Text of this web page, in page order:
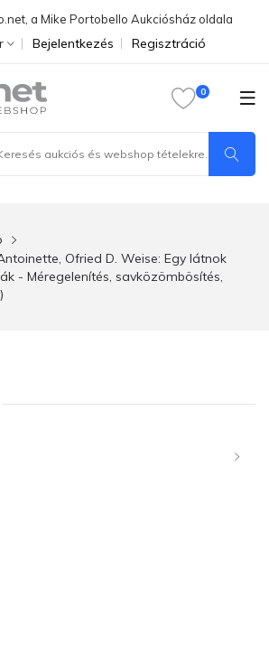
a Mike Portobello Aukciósház oldala
Bejelentkezés Regisztráció
Ofried D. Weise: Egy látnok
- Méregelenítés, savközömbösítés,